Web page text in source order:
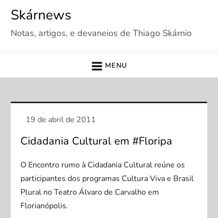
content
Skárnews
Notas, artigos, e devaneios de Thiago Skárnio
MENU
Cidadania Cultural em #Floripa
O Encontro rumo à Cidadania Cultural reúne os
participantes dos programas Cultura Viva e Brasil
Plural no Teatro Álvaro de Carvalho em
Florianópolis.